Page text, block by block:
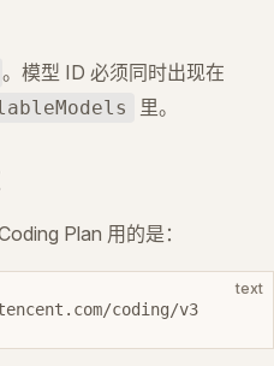
。模型 ID 必须同时出现在
里。
Plan 用的是：
text
coding/v3